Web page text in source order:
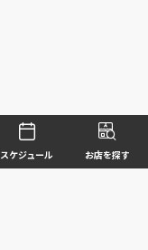
スケジュール お店を探す